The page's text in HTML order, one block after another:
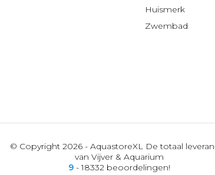
Huismerk
Zwembad
© Copyright 2026 - AquastoreXL De totaal
van Vijver & Aquarium
9 - 18332 beoordelingen!